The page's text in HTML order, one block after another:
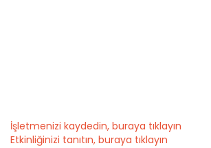
İşletmenizi kaydedin, buraya tıklayın
Etkinliğinizi tanıtın, buraya tıklayın